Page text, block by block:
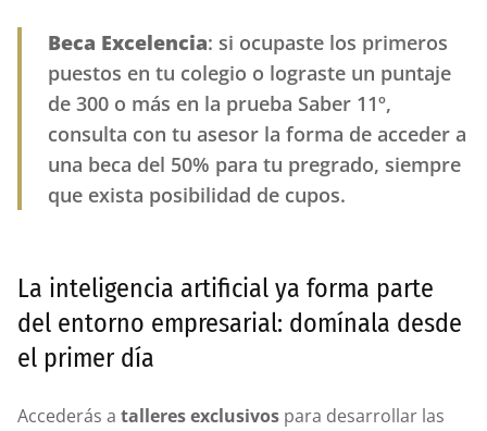
Beca Excelencia: si ocupaste los primeros
puestos en tu colegio o lograste un puntaje
de 300 o más en la prueba Saber 11º,
consulta con tu asesor la forma de acceder a
una beca del 50% para tu pregrado, siempre
que exista posibilidad de cupos.
La inteligencia artificial ya forma parte
del entorno empresarial: domínala desde
el primer día
Accederás a talleres exclusivos para desarrollar las